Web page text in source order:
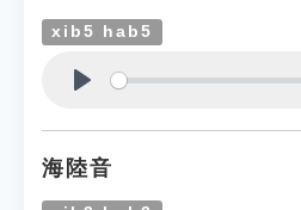
xib5 hab5
海陸音